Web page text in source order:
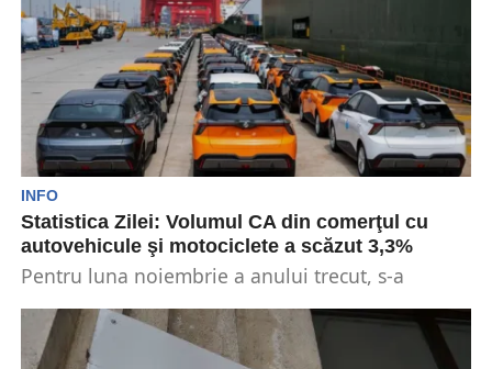
INFO
Statistica Zilei: Volumul CA din comerţul cu
autovehicule şi motociclete a scăzut 3,3%
Pentru luna noiembrie a anului trecut, s-a
comerţul...